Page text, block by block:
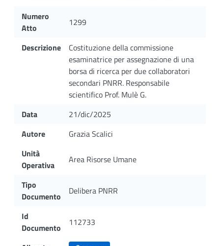
Numero
Atto
1299
Descrizione
Costituzione della commissione
esaminatrice per assegnazione di una
borsa di ricerca per due collaboratori
secondari PNRR. Responsabile
scientifico Prof. Mulè G.
Data
21/dic/2025
Autore
Grazia Scalici
Unità
Operativa
Area Risorse Umane
Tipo
Documento
Delibera PNRR
Id
Documento
112733